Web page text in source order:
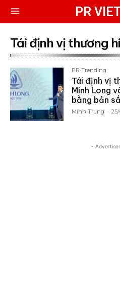
PR
Tái định vị thương
PR Trending
Tái định vị
Minh Long
bằng bản
Minh Trung -
-